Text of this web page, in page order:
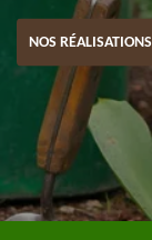
NOS RÉALISATIONS